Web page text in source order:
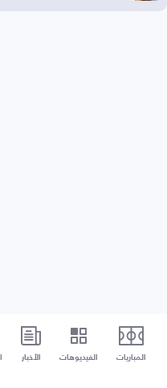
المباريات الفيديوهات الأخبار